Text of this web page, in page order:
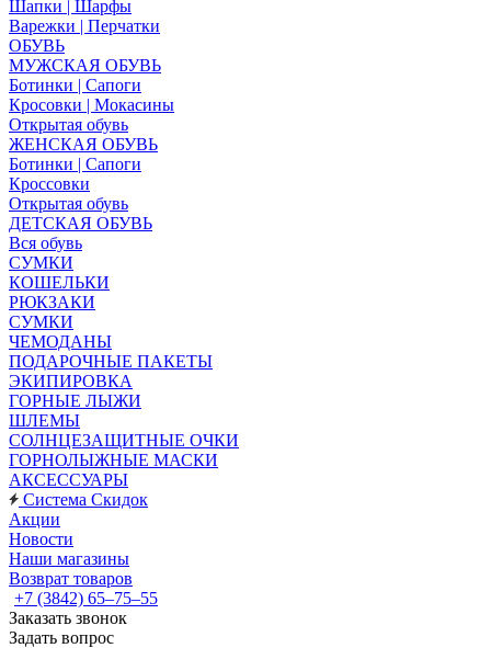
Шапки | Шарфы
Варежки | Перчатки
ОБУВЬ
МУЖСКАЯ ОБУВЬ
Ботинки | Сапоги
Кросовки | Мокасины
Открытая обувь
ЖЕНСКАЯ ОБУВЬ
Ботинки | Сапоги
Кроссовки
Открытая обувь
ДЕТСКАЯ ОБУВЬ
Вся обувь
СУМКИ
КОШЕЛЬКИ
РЮКЗАКИ
СУМКИ
ЧЕМОДАНЫ
ПОДАРОЧНЫЕ ПАКЕТЫ
ЭКИПИРОВКА
ГОРНЫЕ ЛЫЖИ
ШЛЕМЫ
СОЛНЦЕЗАЩИТНЫЕ ОЧКИ
ГОРНОЛЫЖНЫЕ МАСКИ
АКСЕССУАРЫ
Система Скидок
Акции
Новости
Наши магазины
Возврат товаров
+7 (3842) 65–75–55
Заказать звонок
Задать вопрос